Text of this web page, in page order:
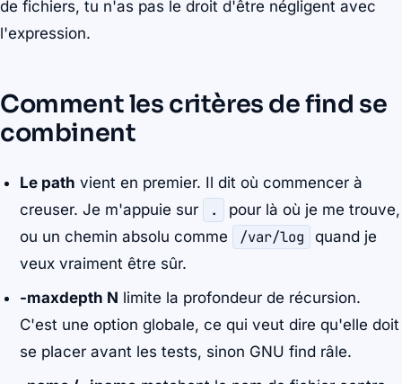
de fichiers, tu n'as pas le droit d'être négligent avec
l'expression.
Comment les critères de find se
combinent
Le path vient en premier. Il dit où commencer à
creuser. Je m'appuie sur
.
pour là où je me trouve,
ou un chemin absolu comme
/var/log
quand je
veux vraiment être sûr.
-maxdepth N limite la profondeur de récursion.
C'est une option globale, ce qui veut dire qu'elle doit
se placer avant les tests, sinon GNU find râle.